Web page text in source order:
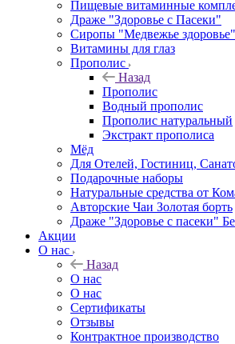
Пищевые витаминные
Драже "Здоровье с Пасеки"
Сиропы "Медвежье здоровье"
Витамины для глаз
Прополис
Назад
Прополис
Водный прополис
Прополис натуральный
Экстракт прополиса
Мёд
Для Отелей, Гостиниц,
Подарочные наборы
Натуральные средства от
Авторские Чаи Золотая борть
Драже "Здоровье с пасеки"
Акции
О нас
Назад
О нас
О нас
Сертификаты
Отзывы
Контрактное производство